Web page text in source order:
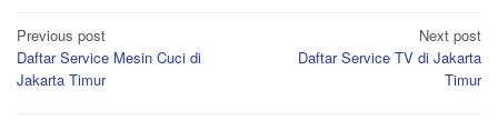
Post
navigation
Previous post
Daftar Service Mesin Cuci di
Jakarta Timur
Next post
Daftar Service TV di Jakarta
Timur